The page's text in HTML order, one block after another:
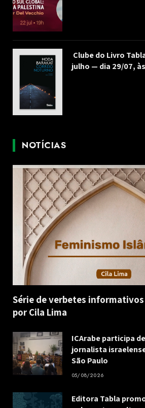
Clube do Livro
julho — dia 29/07,
NOTÍCIAS
Série de verbetes informativos
por Cila Lima
ICArabe participa
jornalista
São Paulo
05/08/2026
Editora Tabla